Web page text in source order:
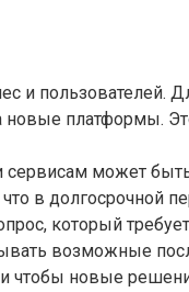
и
новые
может
в долгосрочной
который
возможные
и чтобы новые